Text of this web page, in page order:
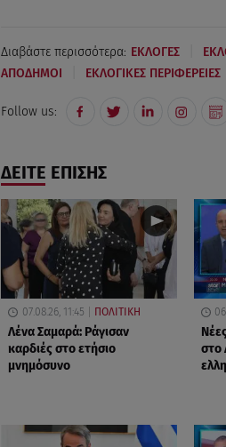
Διαβάστε περισσότερα: ΕΚΛΟΓΕΣ
ΑΠΟΔΗΜΟΙ ΕΚΛΟΓΙΚΕΣ ΠΕΡΙΦΕΡΕΙΕΣ
Follow us:
ΔΕΙΤΕ ΕΠΙΣΗΣ
07.08.26, 11:45 ΠΟΛΙΤΙΚΗ
Λένα Σαμαρά: Ράγισαν
καρδιές στο ετήσιο
μνημόσυνο
στο